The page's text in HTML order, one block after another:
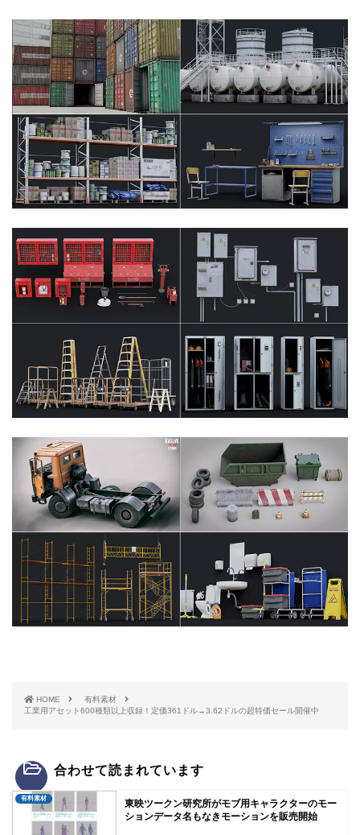
HOME
有料素材
工業用アセット600種類以上収録！定価361ドル→3.62ドルの超特価セール開催中
合わせて読まれています
有料素材
東映ツークン研究所がモブ用キャラクターのモー
ションデータ名もなきモーションを販売開始